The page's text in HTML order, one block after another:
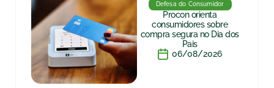
Defesa do Consumidor
Procon orienta
consumidores sobre
compra segura no Dia dos
Pais
06/08/2026